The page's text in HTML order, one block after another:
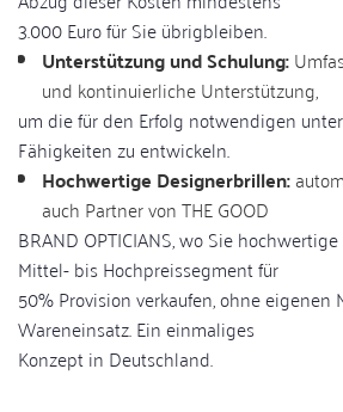
3.000 Euro für Sie übrigbleiben.
Unterstützung und Schulung:
und kontinuierliche Unterstützung,
um die für den Erfolg notwendigen
Fähigkeiten zu entwickeln.
Hochwertige Designerbrillen:
auch Partner von THE GOOD
BRAND OPTICIANS, wo Sie
Mittel- bis Hochpreissegment für
50% Provision verkaufen, ohne eigenen
Wareneinsatz. Ein einmaliges
Konzept in Deutschland.